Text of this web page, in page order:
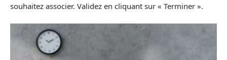
souhaitez associer. Validez en cliquant sur « Terminer ».